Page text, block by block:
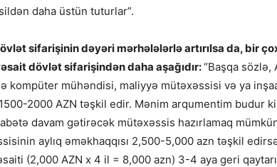
daha üstün tuturlar”.
sifarişinin dəyəri mərhələlərlə artırılsa da, bir
dövlət sifarişindən daha aşağıdır:“Başqa sözlə,
kompüter mühəndisi, maliyyə mütəxəssisi və ya
2000 AZN təşkil edir. Mənim arqumentim budur
davam gətirəcək mütəxəssis hazırlamaq
aylıq əməkhaqqısı 2,500-5,000 azn təşkil
(2,000 AZN x 4 il = 8,000 azn) 3-4 aya geri